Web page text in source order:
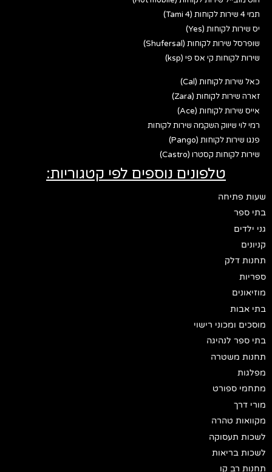
תמי 4 שירות לקוחות (Tami 4)
יס שירות לקוחות (Yes)
שופרסל שירות לקוחות (Shufersal)
שירות לקוחות קי אס פי (ksp)
כאל שירות לקוחות (Cal)
זארה שירות לקוחות (Zara)
אייס שירות לקוחות (Ace)
רמי לוי שיווק השקמה שירות לקוחות
פנגו שירות לקוחות (Pango)
שירות לקוחות קסטרו (Castro)
טלפונים נוספים לפי קטגוריות:
שעות פתיחה
בתי ספר
גני ילדים
קניונים
תחנות דלק
ספריות
מוזיאונים
בתי אבות
מוסכים ומכוני רישוי
בתי ספר לנהיגה
תחנות משטרה
מפלגות
מתחמי ספורט
מורי דרך
מקוואות טהרה
לשכות תעסוקה
לשכות בריאות
תחנות רב קו